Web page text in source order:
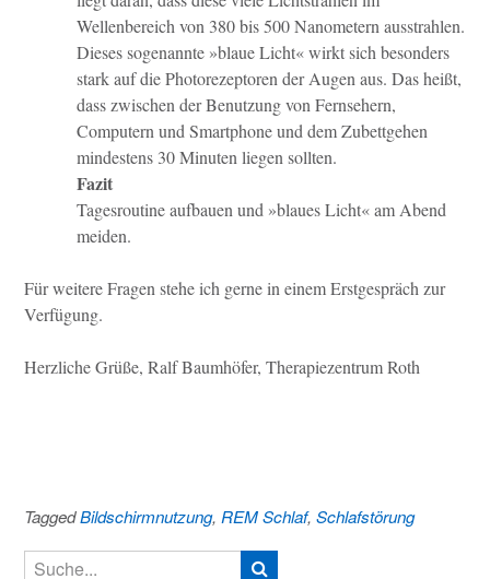
Wellenbereich von 380 bis 500 Nanometern ausstrahlen.
Dieses sogenannte »blaue Licht« wirkt sich besonders
stark auf die Photorezeptoren der Augen aus. Das heißt,
dass zwischen der Benutzung von Fernsehern,
Computern und Smartphone und dem Zubettgehen
mindestens 30 Minuten liegen sollten.
Fazit
Tagesroutine aufbauen und »blaues Licht« am Abend
meiden.
Für weitere Fragen stehe ich gerne in einem Erstgespräch zur
Verfügung.
Herzliche Grüße, Ralf Baumhöfer, Therapiezentrum Roth
TaggedBildschirmnutzung, REM Schlaf, Schlafstörung